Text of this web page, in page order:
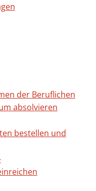
der Beruflichen
absolvieren
bestellen und